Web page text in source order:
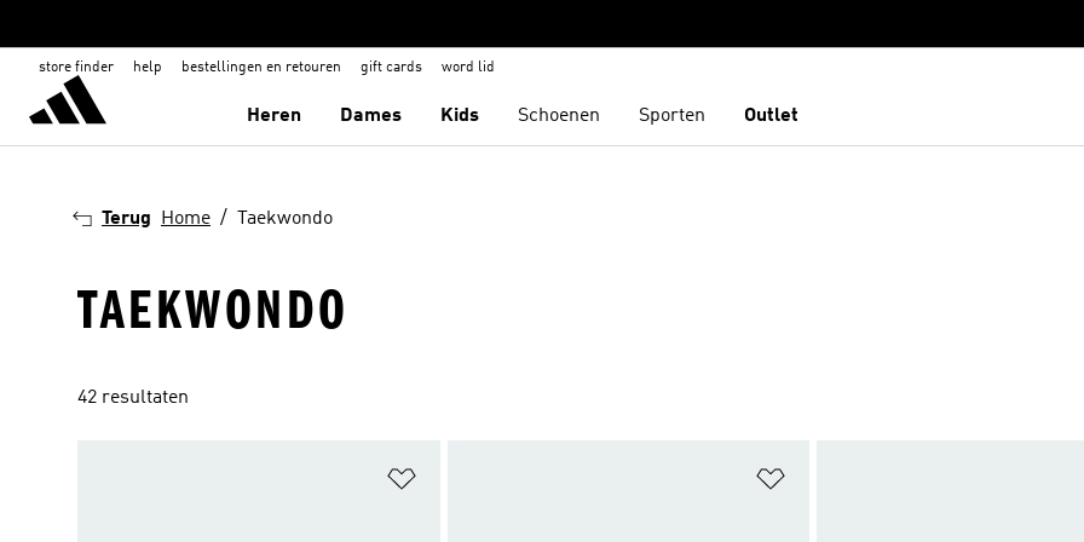
store finder help bestellingen en retouren gift cards word lid
Heren Dames Kids Schoenen Sporten Outlet
Terug Home Taekwondo
TAEKWONDO
42 resultaten